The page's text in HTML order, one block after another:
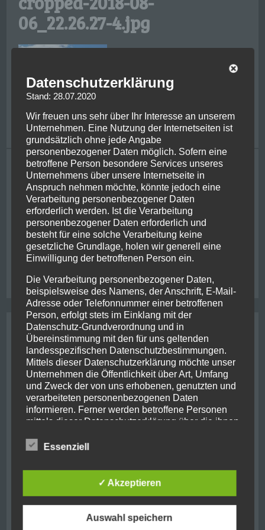
06_22.26.27-4.jpg
Tagging
achental adrenaline bayern bike centre of nz chernobyl chiemgau
christchurch classic flight ferry franzjosef friends
helicopter hiking irish jetboat jurassic park
kaikoura
kawarau river kiwilake wanaka metlife milford sounds
nelson new yorknewzealand pancake rocks
penguin picton powerplant punakaiki queenstown
wanakawest coast whale
Archive
August 2021(2)
Oktober 2019(10)
Juni 2019(1)
September 2018
November 2017(11)
Datenschutzerklärung
Stand: 28.07.2020
Wir freuen uns sehr über Ihr Interesse an unserem
Unternehmen. Eine Nutzung der Internetseiten ist
grundsätzlich ohne jede Angabe
personenbezogener Daten möglich. Sofern eine
betroffene Person besondere Services unseres
Unternehmens über unsere Internetseite in
Anspruch nehmen möchte, könnte jedoch eine
Verarbeitung personenbezogener Daten
erforderlich werden. Ist die Verarbeitung
personenbezogener Daten erforderlich und
besteht für eine solche Verarbeitung keine
gesetzliche Grundlage, holen wir generell eine
Einwilligung der betroffenen Person ein.
Die Verarbeitung personenbezogener Daten,
beispielsweise des Namens, der Anschrift, E-Mail-
Adresse oder Telefonnummer einer betroffenen
Person, erfolgt stets im Einklang mit der
Datenschutz-Grundverordnung und in
Übereinstimmung mit den für uns geltenden
landesspezifischen Datenschutzbestimmungen.
Mittels dieser Datenschutzerklärung möchte unser
Unternehmen die Öffentlichkeit über Art, Umfang
und Zweck der von uns erhobenen, genutzten und
verarbeiteten personenbezogenen Daten
informieren. Ferner werden betroffene Personen
mittels dieser Datenschutzerklärung über die ihnen
Maßnahmen umgesetzt, um einen möglichst
lückenlosen Schutz der über diese Internetseite
sicherzustellen. Dennoch können Internetbasierte
Datenübertragungen grundsätzlich
Essenziell
✓ Akzeptieren
Auswahl speichern